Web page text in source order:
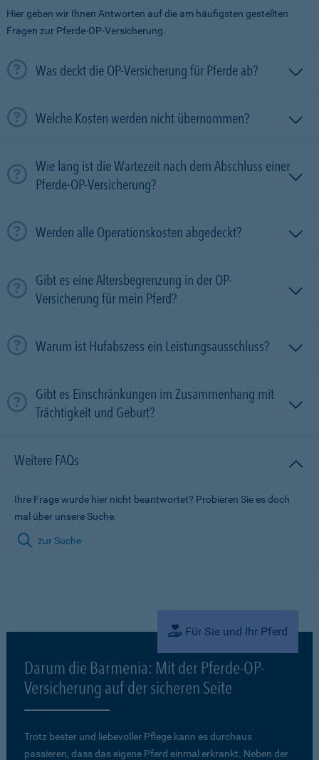
Hier geben wir Ihnen Antworten auf die am häufigsten gestellten
Fragen zur Pferde-OP-Versicherung.
Was deckt die OP-Versicherung für Pferde ab?
Welche Kosten werden nicht übernommen?
Wie lang ist die Wartezeit nach dem Abschluss einer
Pferde-OP-Versicherung?
Werden alle Operationskosten abgedeckt?
Gibt es eine Altersbegrenzung in der OP-
Versicherung für mein Pferd?
Warum ist Hufabszess ein Leistungsausschluss?
Gibt es Einschränkungen im Zusammenhang mit
Trächtigkeit und Geburt?
Weitere FAQs
Ihre Frage wurde hier nicht beantwortet? Probieren Sie es doch
mal über unsere Suche.
zur Suche
Für Sie und Ihr Pferd
Darum die Barmenia: Mit der Pferde-OP-
Versicherung auf der sicheren Seite
Trotz bester und liebevoller Pflege kann es durchaus
passieren, dass das eigene Pferd einmal erkrankt. Neben der